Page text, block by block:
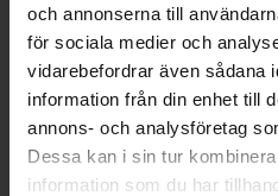
och annonserna till
för sociala medier och
vidarebefordrar även sådana
information från din enhet till
annons- och analysföretag
Dessa kan i sin tur
information som du har
Gasugn (Ja/Nej):
Stektermometer (Ja/Nej):
Timer (Ja/Nej):
Wi-Fi anslutning (Ja/Nej):
Teknisk data